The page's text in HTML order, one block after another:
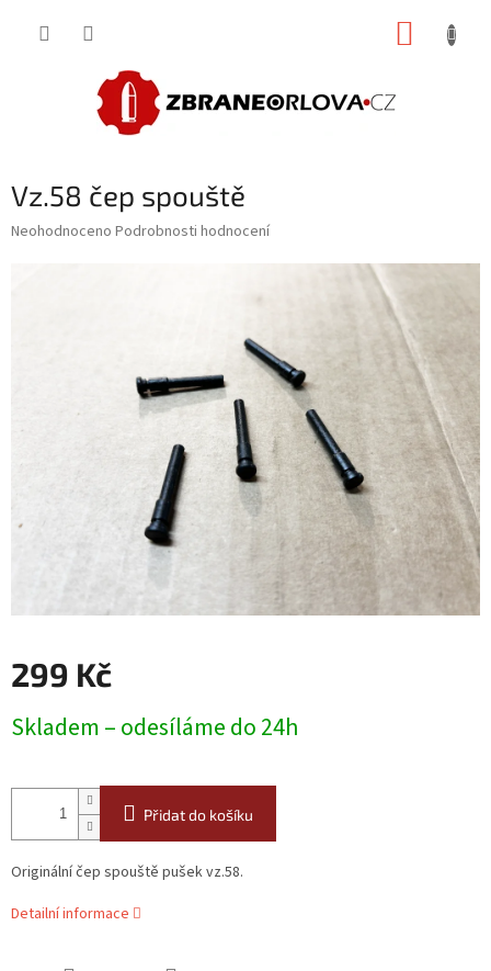
Vz.58 čep spouště
Průměrné
Neohodnoceno Podrobnosti hodnocení
299 Kč
cena:
Skladem – odesíláme do 24h
Přidat do košíku
Originální čep spouště pušek vz.58.
Detailní informace